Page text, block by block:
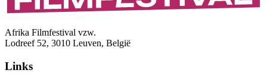
Afrika Filmfestival vzw.
Lodreef 52, 3010 Leuven, België
Links